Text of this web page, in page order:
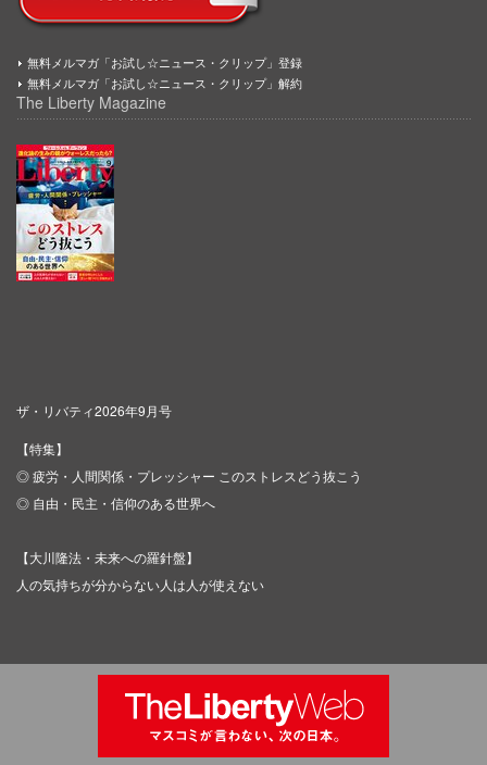
無料メルマガ「お試し☆ニュース・クリップ」登録
無料メルマガ「お試し☆ニュース・クリップ」解約
The Liberty Magazine
ザ・リバティ2026年9月号
【特集】
◎ 疲労・人間関係・プレッシャー このストレスどう抜こう
◎ 自由・民主・信仰のある世界へ
【大川隆法・未来への羅針盤】
人の気持ちが分からない人は人が使えない